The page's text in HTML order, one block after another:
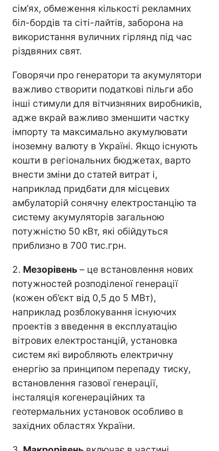
сім’ях, обмеження кількості рекламних
біл-бордів та сіті-лайтів, заборона на
використання вуличних гірлянд під час
різдвяних свят.
Говорячи про генератори та акумулятори
важливо створити податкові пільги або
інші стимули для вітчизняних виробників,
адже вкрай важливо зменшити частку
імпорту та максимально акумулювати
іноземну валюту в Україні. Якщо існують
кошти в регіональних бюджетах, варто
внести зміни до статей витрат і,
наприклад придбати для місцевих
амбулаторій сонячну електростанцію та
систему акумуляторів загальною
потужністю 50 кВт, які обійдуться
приблизно в 700 тис.грн.
2. Мезорівень – це встановлення нових
потужностей розподіленої генерації
(кожен об’єкт від 0,5 до 5 МВт),
наприклад розблокування існуючих
проектів з введення в експлуатацію
вітрових електростанцій, установка
систем які виробляють електричну
енергію за принципом перепаду тиску,
встановлення газової генерації,
інсталяція когенераційних та
геотермальних установок особливо в
західних областях України.